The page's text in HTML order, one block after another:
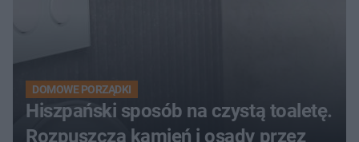
DOMOWE PORZĄDKI
Hiszpański sposób na czystą toaletę.
Rozpuszcza kamień i osady przez